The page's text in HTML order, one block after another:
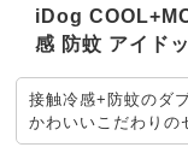
iDog
感 防蚊 アイド
接触冷感+防蚊のダ
かわいいこだわりの